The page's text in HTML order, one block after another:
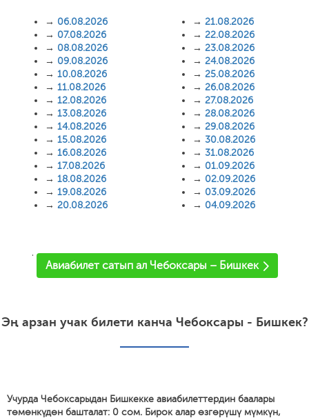
→ 06.08.2026
→ 07.08.2026
→ 08.08.2026
→ 09.08.2026
→ 10.08.2026
→ 11.08.2026
→ 12.08.2026
→ 13.08.2026
→ 14.08.2026
→ 15.08.2026
→ 16.08.2026
→ 17.08.2026
→ 18.08.2026
→ 19.08.2026
→ 20.08.2026
→ 21.08.2026
→ 22.08.2026
→ 23.08.2026
→ 24.08.2026
→ 25.08.2026
→ 26.08.2026
→ 27.08.2026
→ 28.08.2026
→ 29.08.2026
→ 30.08.2026
→ 31.08.2026
→ 01.09.2026
→ 02.09.2026
→ 03.09.2026
→ 04.09.2026
'
Авиабилет сатып ал Чебоксары – Бишкек
Эң арзан учак билети канча Чебоксары - Бишкек?
Учурда Чебоксарыдан Бишкекке авиабилеттердин баалары
төмөнкүдөн башталат: 0 сом. Бирок алар өзгөрүшү мүмкүн,